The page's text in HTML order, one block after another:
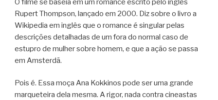
O filme se baseia em um romance escrito pelo inglês
Rupert Thompson, lançado em 2000. Diz sobre o livro a
Wikipedia em inglês que o romance é singular pelas
descrições detalhadas de um fora do normal caso de
estupro de mulher sobre homem, e que a ação se passa
em Amsterdã.
Pois é. Essa moça Ana Kokkinos pode ser uma grande
marqueteira dela mesma. A rigor, nada contra cineastas